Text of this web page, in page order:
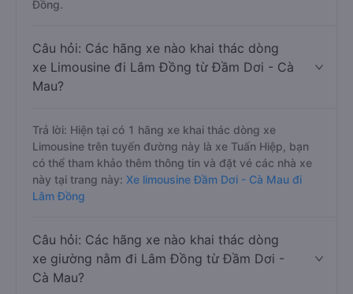
Đồng.
Câu hỏi: Các hãng xe nào khai thác dòng
xe Limousine đi Lâm Đồng từ Đầm Dơi - Cà
Mau?
Trả lời: Hiện tại có 1 hãng xe khai thác dòng xe
Limousine trên tuyến đường này là xe Tuấn Hiệp, bạn
có thể tham khảo thêm thông tin và đặt vé các nhà xe
này tại trang này: Xe limousine Đầm Dơi - Cà Mau đi
Lâm Đồng
Câu hỏi: Các hãng xe nào khai thác dòng
xe giường nằm đi Lâm Đồng từ Đầm Dơi -
Cà Mau?